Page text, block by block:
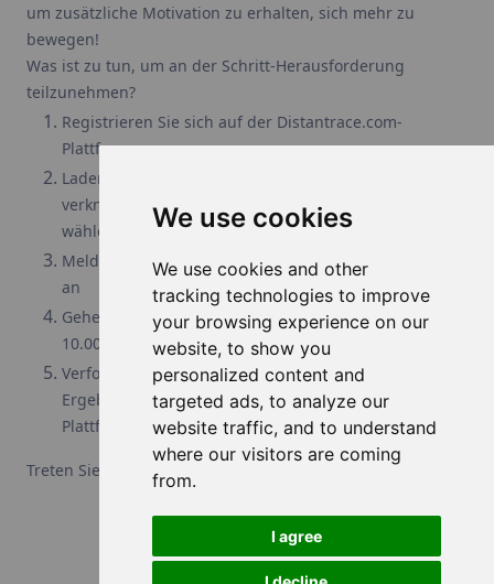
We use cookies
We use cookies and other
tracking technologies to improve
your browsing experience on our
website, to show you
personalized content and
targeted ads, to analyze our
website traffic, and to understand
where our visitors are coming
from.
I agree
um zusätzliche Motivation zu erhalten, sich mehr zu
bewegen!
Was ist zu tun, um an der Schritt-Herausforderung
teilzunehmen?
Registrieren Sie sich auf der Distantrace.com-
Plattform
Laden Sie die Distant Race-App herunter und
verknüpfen Sie sie mit Ihrem Benutzerprofil und
wählen Sie die Datenquelle für körperliche Aktivität.
Melden Sie sich für die 10k-Schritt-Herausforderung
an
Gehen Sie und streben Sie an, täglich mindestens
10.000 Schritte zu sammeln
Verfolgen Sie Ihren Fortschritt und sehen Sie die
Ergebnisse anderer Teilnehmer auf der Distantrace-
Plattform
Treten Sie für Ihr Wohlbefinden an!